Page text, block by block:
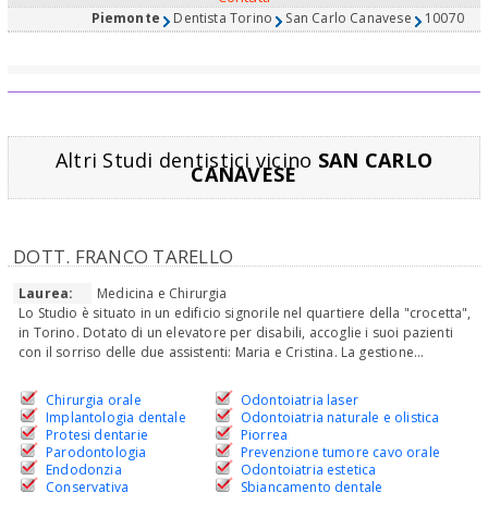
Piemonte Dentista Torino San Carlo Canavese 10070
Altri Studi dentistici vicino SAN CARLO
CANAVESE
DOTT. FRANCO TARELLO
Laurea:
Medicina e Chirurgia
Lo Studio è situato in un edificio signorile nel quartiere della "crocetta",
in Torino. Dotato di un elevatore per disabili, accoglie i suoi pazienti
con il sorriso delle due assistenti: Maria e Cristina. La gestione...
Chirurgia orale
Implantologia dentale
Protesi dentarie
Parodontologia
Endodonzia
Conservativa
Odontoiatria laser
Odontoiatria naturale e olistica
Piorrea
Prevenzione tumore cavo orale
Odontoiatria estetica
Sbiancamento dentale